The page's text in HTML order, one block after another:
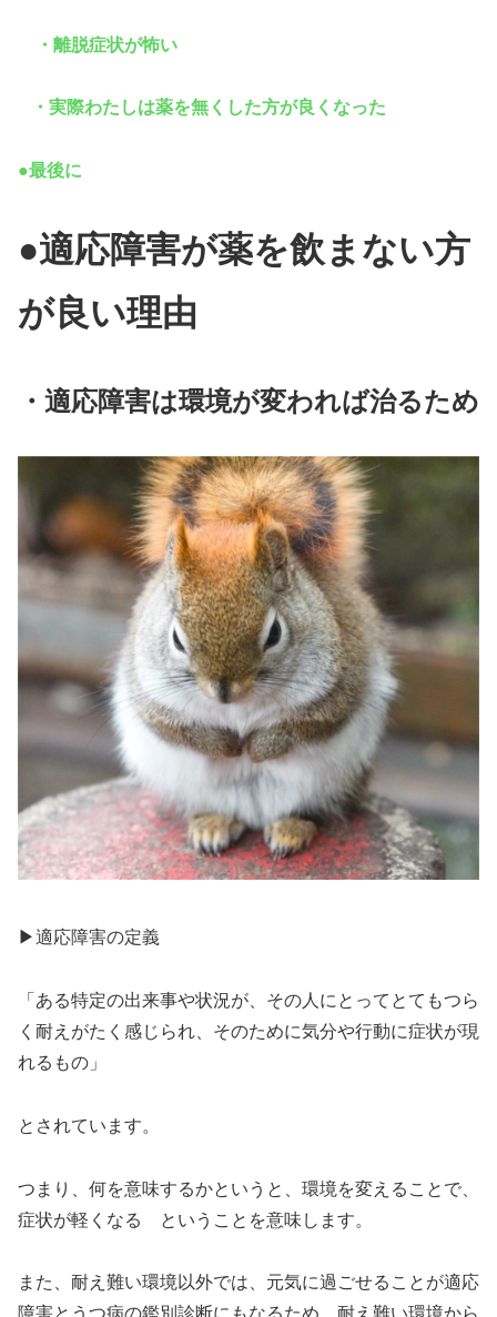
・離脱症状が怖い
・実際わたしは薬を無くした方が良くなった
●最後に
●適応障害が薬を飲まない方
が良い理由
・適応障害は環境が変われば治るため
▶︎適応障害の定義
「ある特定の出来事や状況が、その人にとってとてもつら
く耐えがたく感じられ、そのために気分や行動に症状が現
れるもの」
とされています。
つまり、何を意味するかというと、環境を変えることで、
症状が軽くなる ということを意味します。
また、耐え難い環境以外では、元気に過ごせることが適応